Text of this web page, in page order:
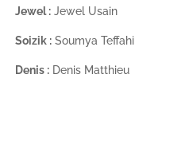
Jewel : Jewel Usain
Soizik : Soumya Teffahi
Denis : Denis Matthieu